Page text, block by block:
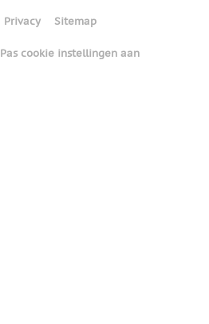
Privacy Sitemap
Pas cookie instellingen aan